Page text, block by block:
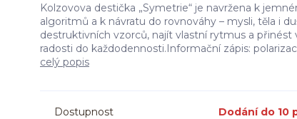
Kolzovova destička „Symetrie“ je navržena k
algoritmů a k návratu do rovnováhy – mysli, těla i
destruktivních vzorců, najít vlastní rytmus a přinést
radosti do každodennosti.Informační zápis:
celý popis
Dostupnost Dodání do 10